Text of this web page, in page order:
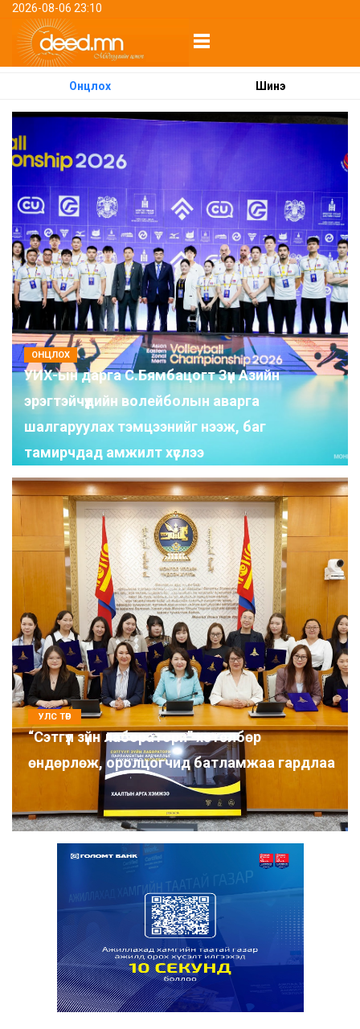
2026-08-06 23:10
Онцлох Шинэ
ОНЦЛОХ
УИХ-ын дарга С.Бямбацогт Зүүн Азийн
эрэгтэйчүүдийн волейболын аварга
шалгаруулах тэмцээнийг нээж, баг
тамирчдад амжилт хүслээ
УЛС ТӨР
“Сэтгүүл зүйн лаборатори” хөтөлбөр
өндөрлөж, оролцогчид батламжаа гардлаа